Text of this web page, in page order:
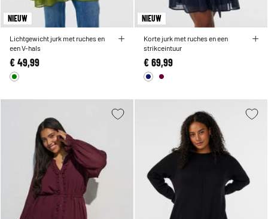
NIEUW
Lichtgewicht jurk met ruches en
een V-hals
€ 49,99
NIEUW
Korte jurk met ruches en een
strikceintuur
€ 69,99